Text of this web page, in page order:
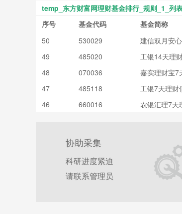
temp_东方财富网理财基金排行_规则_1_列
序号
基金代码 基金简称
50
530029
建信双月安
49
485020
工银14天理
券发起B
48
070036
嘉实理财宝7
47
485118
工银7天理财
46
660016
农银汇理7天
协助采集
科研进度紧迫
请联系管理员